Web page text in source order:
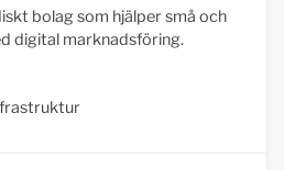
bolag som hjälper små och
digital marknadsföring.